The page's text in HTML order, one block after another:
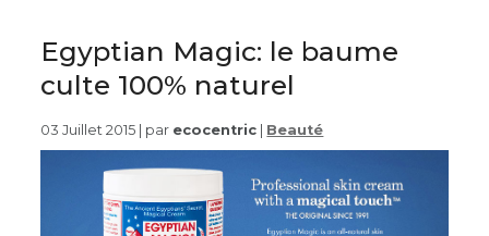
Egyptian Magic: le baume
culte 100% naturel
03 Juillet 2015 | par ecocentric Beauté